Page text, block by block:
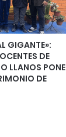
GIGANTE»:
DE
LLANOS PONE
DE